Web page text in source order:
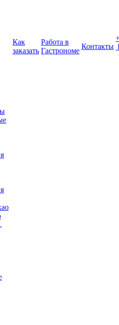
Как
заказать
Работа в
Гастрономе
Контакты